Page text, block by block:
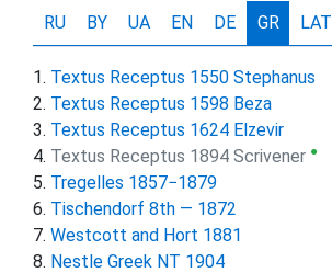
RU BY UA EN DE GR LAT
Textus Receptus 1550 Stephanus
Textus Receptus 1598 Beza
Textus Receptus 1624 Elzevir
Textus Receptus 1894 Scrivener ●
Tregelles 1857−1879
Tischendorf 8th — 1872
Westcott and Hort 1881
Nestle Greek NT 1904